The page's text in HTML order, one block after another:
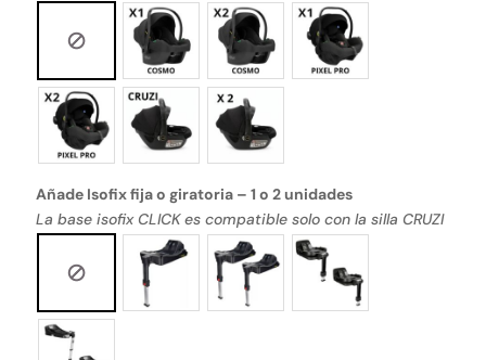
Añade Isofix fija o giratoria – 1 o 2 unidades
La base isofix CLICK es compatible solo con la silla CRUZI